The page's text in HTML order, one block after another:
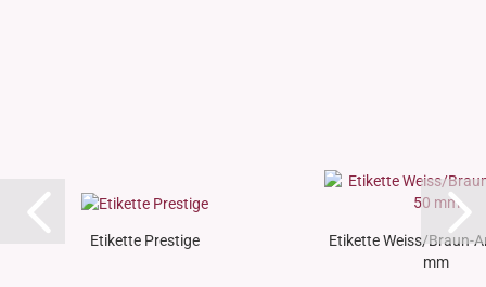
Etikette Prestige
Etikette Weiss/Braun-
mm